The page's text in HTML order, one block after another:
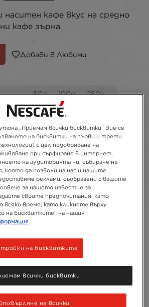
кафе вкус на средно
кафе зърна
Добави в Любими
50g 100g
250g
275g
300g
2g 150g
„Приемам всички бисквитки“ Вие се
на бисквитки на първи и трети
с цел подобряване на
при сърфиране в интернет,
на аудиторията ни, събиране на
която да позволи на нас и нашите
реклами, съобразени с вашите
за нашето известие за
своите предпочитания, като
всяко време, като кликнете върху
на бисквитките“ на нашия
на бисквитките
на всички
всички бисквитки